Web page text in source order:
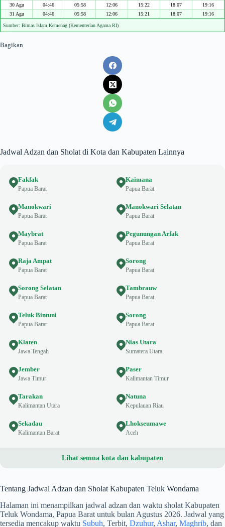
30 Agu
04:46 05:58 12:06 15:22 18:07
19:16
31 Agu
04:46 05:58 12:06 15:21 18:07 19:16
Sumber: Bimas Islam Kemenag (Kementerian Agama RI)
Bagikan
Jadwal Adzan dan Sholat di Kota dan Kabupaten Lainnya
Fakfak
Papua Barat
Kaimana
Papua Barat
Manokwari
Papua Barat
Manokwari Selatan
Papua Barat
Maybrat
Papua Barat
Pegunungan Arfak
Papua Barat
Raja Ampat
Papua Barat
Sorong
Papua Barat
Sorong Selatan
Papua Barat
Tambrauw
Papua Barat
Teluk Bintuni
Papua Barat
Sorong
Papua Barat
Klaten
Jawa Tengah
Nias Utara
Sumatera Utara
Jember
Jawa Timur
Paser
Kalimantan Timur
Tarakan
Kalimantan Utara
Natuna
Kepulauan Riau
Sekadau
Kalimantan Barat
Lhokseumawe
Aceh
Lihat semua kota dan kabupaten
Tentang Jadwal Adzan dan Sholat Kabupaten Teluk Wondama
Halaman ini menampilkan jadwal adzan dan waktu sholat Kabupaten
Teluk Wondama, Papua Barat untuk bulan Agustus 2026. Jadwal yang
tersedia mencakup waktu Subuh, Terbit, Dzuhur, Ashar, Maghrib, dan